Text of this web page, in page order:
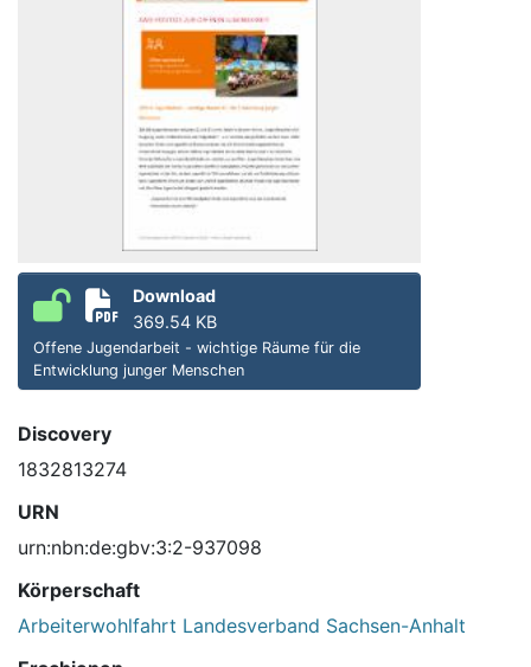
Download
369.54 KB
Offene Jugendarbeit - wichtige Räume für die
Entwicklung junger Menschen
Discovery
1832813274
URN
urn:nbn:de:gbv:3:2-937098
Körperschaft
Arbeiterwohlfahrt Landesverband Sachsen-Anhalt